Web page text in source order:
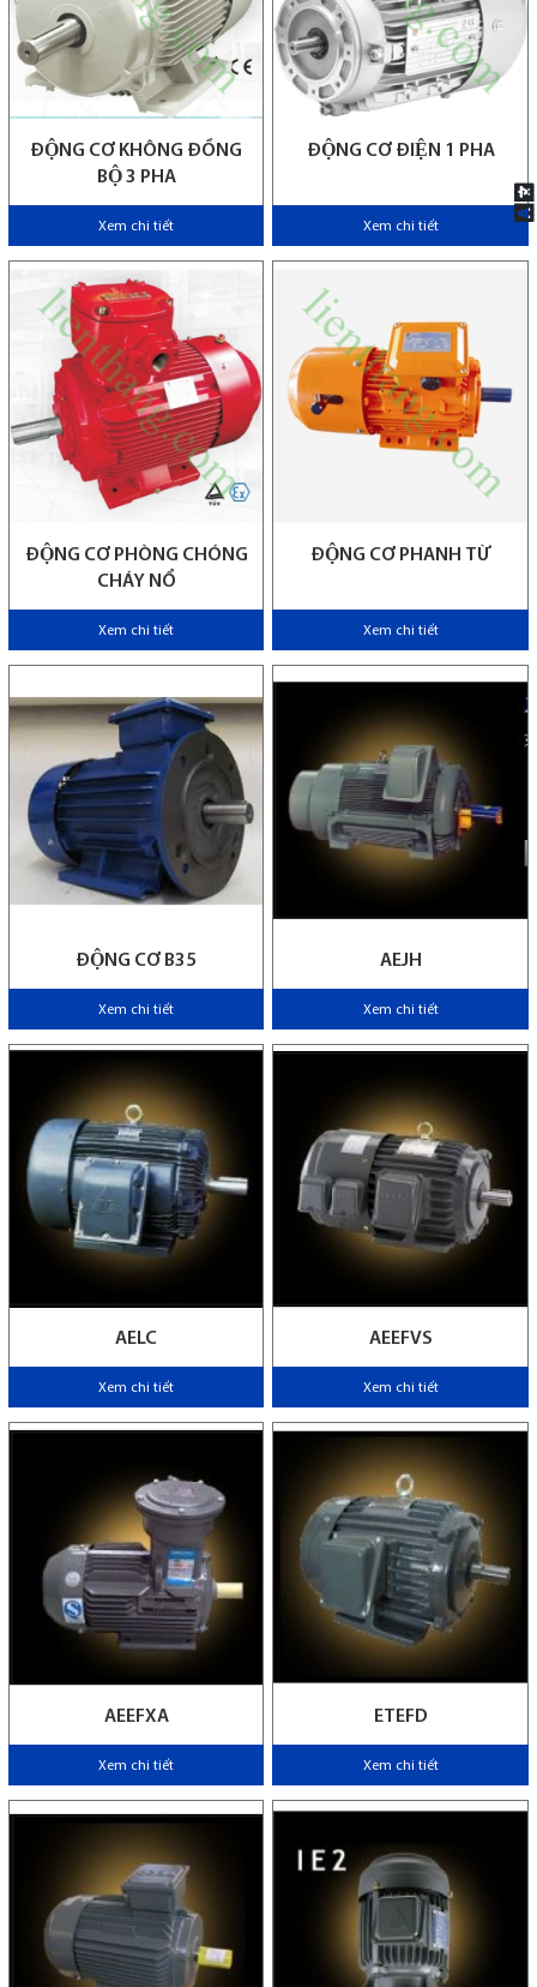
ĐỘNG CƠ KHÔNG ĐỒNG
BỘ 3 PHA
Xem chi tiết
ĐỘNG CƠ ĐIỆN 1 PHA
Xem chi tiết
ĐỘNG CƠ PHÒNG CHÓNG
CHÁY NỔ
Xem chi tiết
ĐỘNG CƠ PHANH TỪ
Xem chi tiết
ĐỘNG CƠ B35
Xem chi tiết
AEJH
Xem chi tiết
AELC
Xem chi tiết
AEEFVS
Xem chi tiết
AEEFXA
Xem chi tiết
ETEFD
Xem chi tiết